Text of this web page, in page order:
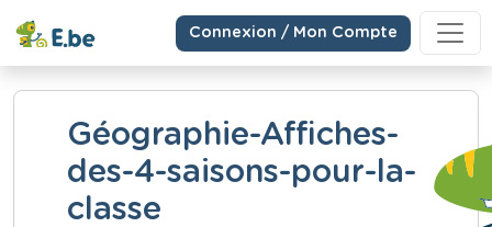
Connexion / Mon Compte
Géographie-Affiches-
des-4-saisons-pour-la-
classe